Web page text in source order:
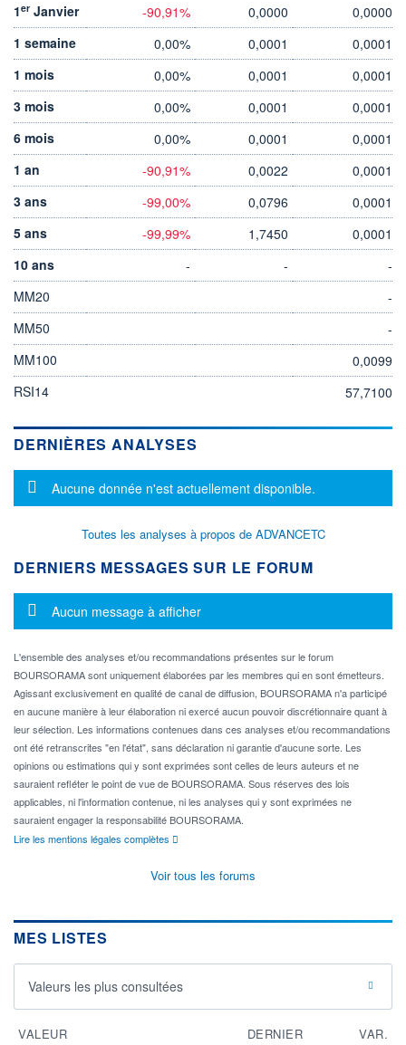
1er Janvier -90,91% 0,0000
0,0000
1 semaine
0,00% 0,0001
0,0001
1 mois
0,00% 0,0001
0,0001
3 mois
0,00% 0,0001
0,0001
6 mois
0,00% 0,0001
0,0001
1 an
-90,91% 0,0022
0,0001
3 ans
-99,00% 0,0796
0,0001
5 ans
-99,99% 1,7450
0,0001
10 ans
- -
-
MM20
-
MM50
-
MM100
0,0099
RSI14
57,7100
DERNIÈRES ANALYSES
Message d'information
Aucune donnée n'est actuellement disponible.
Toutes les analyses à propos de ADVANCETC
DERNIERS MESSAGES SUR LE FORUM
Message d'information
Aucun message à afficher
L'ensemble des analyses et/ou recommandations présentes sur le forum
BOURSORAMA sont uniquement élaborées par les membres qui en sont émetteurs.
Agissant exclusivement en qualité de canal de diffusion, BOURSORAMA n'a participé
en aucune manière à leur élaboration ni exercé aucun pouvoir discrétionnaire quant à
leur sélection. Les informations contenues dans ces analyses et/ou recommandations
ont été retranscrites "en l'état", sans déclaration ni garantie d'aucune sorte. Les
opinions ou estimations qui y sont exprimées sont celles de leurs auteurs et ne
sauraient refléter le point de vue de BOURSORAMA. Sous réserves des lois
applicables, ni l'information contenue, ni les analyses qui y sont exprimées ne
sauraient engager la responsabilité BOURSORAMA.
Lire les mentions légales complètes
Voir tous les forums
MES LISTES
Valeurs les plus consultées
VALEUR DERNIER VAR.